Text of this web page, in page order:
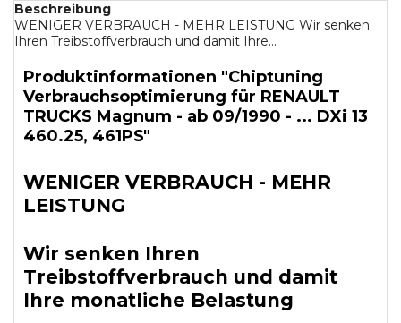
Beschreibung
WENIGER VERBRAUCH - MEHR LEISTUNG Wir senken
Ihren Treibstoffverbrauch und damit Ihre...
Produktinformationen "Chiptuning
Verbrauchsoptimierung für RENAULT
TRUCKS Magnum - ab 09/1990 - ... DXi 13
460.25, 461PS"
WENIGER VERBRAUCH - MEHR
LEISTUNG
Wir senken Ihren
Treibstoffverbrauch und damit
Ihre monatliche Belastung